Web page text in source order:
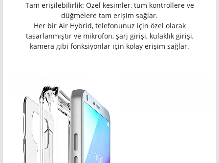
Tam erişilebilirlik: Özel kesimler, tüm kontrollere ve
düğmelere tam erişim sağlar.
Her bir Air Hybrid, telefonunuz için özel olarak
tasarlanmıştır ve mikrofon, şarj girişi, kulaklık girişi,
kamera gibi fonksiyonlar için kolay erişim sağlar.